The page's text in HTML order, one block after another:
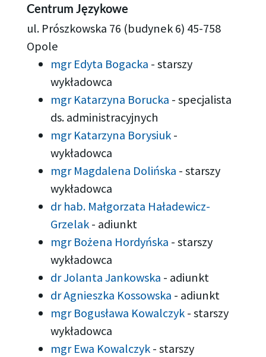
Centrum Językowe
ul. Prószkowska 76 (budynek 6) 45-758
Opole
mgr Edyta Bogacka -starszy
wykładowca
mgr Katarzyna Borucka -specjalista
ds. administracyjnych
mgr Katarzyna Borysiuk-
wykładowca
mgr Magdalena Dolińska -starszy
wykładowca
dr hab. Małgorzata Haładewicz-
Grzelak- adiunkt
mgr Bożena Hordyńska -starszy
wykładowca
dr Jolanta Jankowska - adiunkt
dr Agnieszka Kossowska - adiunkt
mgr Bogusława Kowalczyk-starszy
wykładowca
mgr Ewa Kowalczyk-starszy